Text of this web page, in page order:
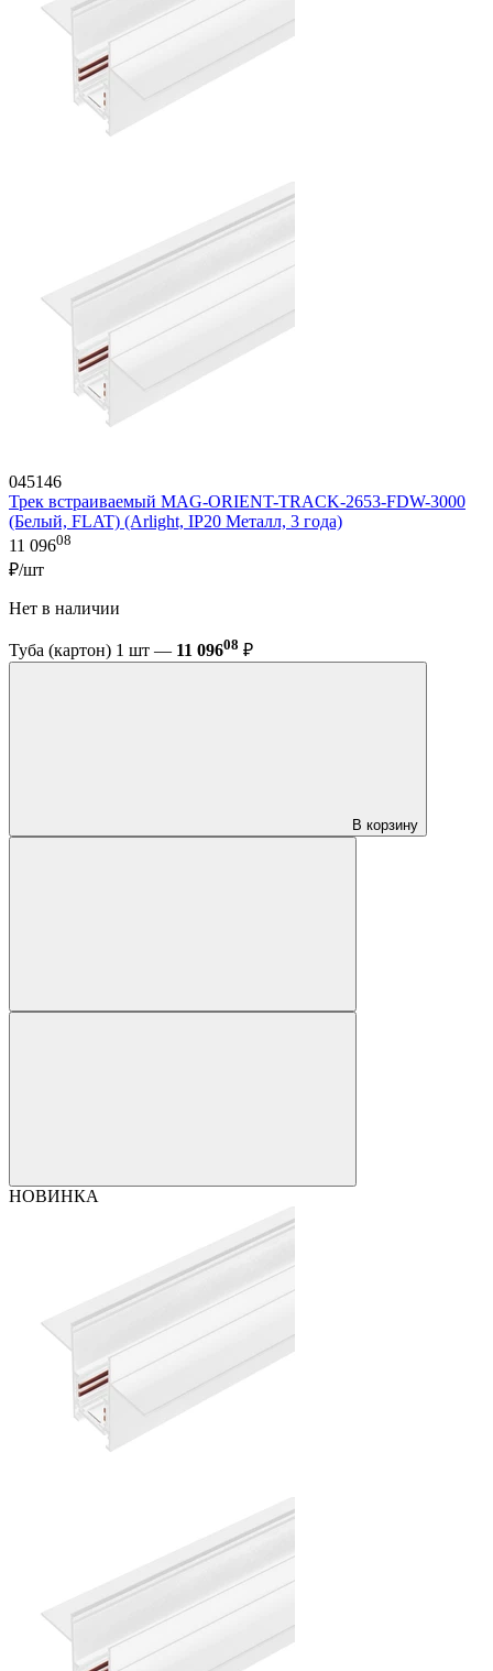
045146
Трек встраиваемый MAG-ORIENT-TRACK-2653-FDW-3000
(Белый, FLAT) (Arlight, IP20 Металл, 3 года)
11 09608
₽/шт
Нет в наличии
Туба (картон) 1 шт — 11 09608 ₽
В корзину
НОВИНКА